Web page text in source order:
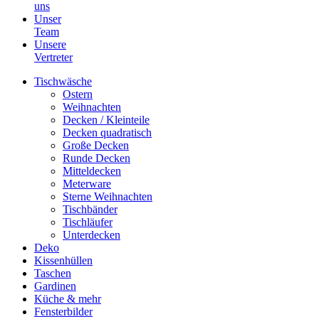
uns
Unser
Team
Unsere
Vertreter
Tischwäsche
Ostern
Weihnachten
Decken / Kleinteile
Decken quadratisch
Große Decken
Runde Decken
Mitteldecken
Meterware
Sterne Weihnachten
Tischbänder
Tischläufer
Unterdecken
Deko
Kissenhüllen
Taschen
Gardinen
Küche & mehr
Fensterbilder